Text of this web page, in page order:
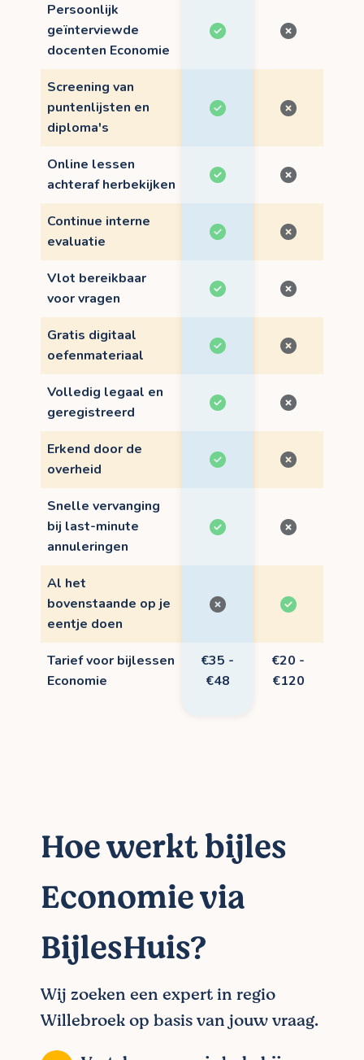
Persoonlijk
geïnterviewde
docenten Economie
Screening van
puntenlijsten en
diploma's
Online lessen
achteraf herbekijken
Continue interne
evaluatie
Vlot bereikbaar
voor vragen
Gratis digitaal
oefenmateriaal
Volledig legaal en
geregistreerd
Erkend door de
overheid
Snelle vervanging
bij last-minute
annuleringen
Al het
bovenstaande op je
eentje doen
Tarief voor bijlessen
Economie
€35 -
€48
€20 -
€120
Hoe werkt bijles
Economie via
BijlesHuis?
Wij zoeken een expert in regio
Willebroek op basis van jouw vraag.